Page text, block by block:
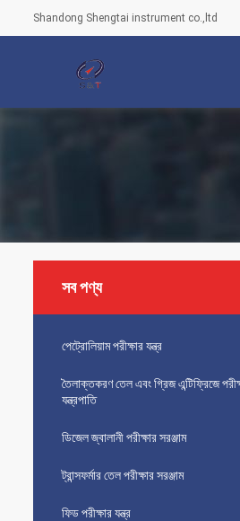
Shandong Shengtai instrument co.,ltd
সব পণ্য
পেট্রোলিয়াম পরীক্ষার যন্ত্র
তৈলাক্তকরণ তেল এবং গ্রিজ এন্টিফ্রিজে
যন্ত্রপাতি
ডিজেল জ্বালানী পরীক্ষার সরঞ্জাম
ট্রান্সফর্মার তেল পরীক্ষার সরঞ্জাম
ফিড পরীক্ষার যন্ত্র